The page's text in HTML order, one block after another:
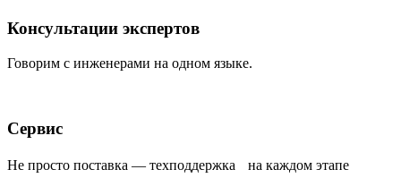
Консультации экспертов
Говорим с инженерами на одном языке.
Сервис
Не просто поставка — техподдержка на каждом этапе